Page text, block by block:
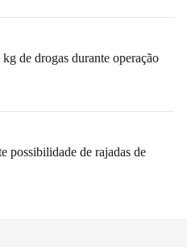
de drogas durante operação
possibilidade de rajadas de